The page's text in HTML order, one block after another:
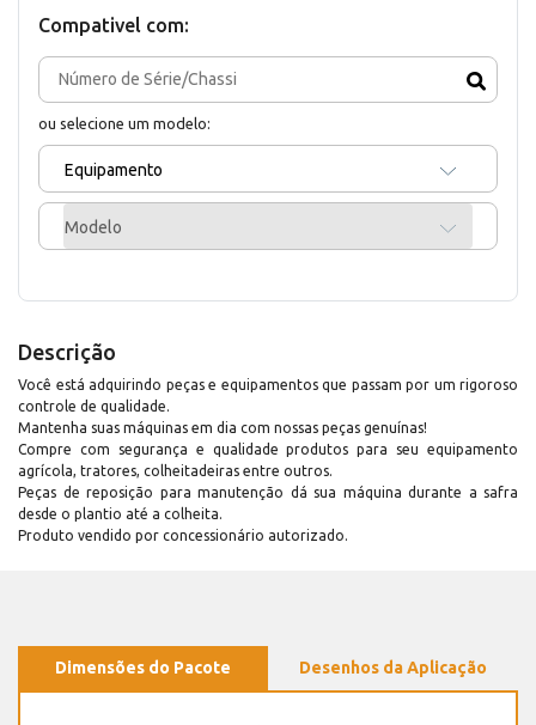
Compativel com:
ou selecione um modelo:
Equipamento
Modelo
Descrição
Você está adquirindo peças e equipamentos que passam por um rigoroso
controle de qualidade.
Mantenha suas máquinas em dia com nossas peças genuínas!
Compre com segurança e qualidade produtos para seu equipamento
agrícola, tratores, colheitadeiras entre outros.
Peças de reposição para manutenção dá sua máquina durante a safra
desde o plantio até a colheita.
Produto vendido por concessionário autorizado.
Dimensões do Pacote Desenhos da Aplicação